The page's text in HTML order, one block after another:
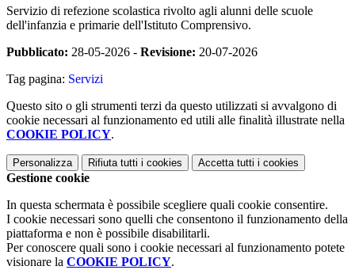
Servizio di refezione scolastica rivolto agli alunni delle scuole
dell'infanzia e primarie dell'Istituto Comprensivo.
Pubblicato: 28-05-2026 - Revisione: 20-07-2026
Tag pagina: Servizi
Questo sito o gli strumenti terzi da questo utilizzati si avvalgono di
cookie necessari al funzionamento ed utili alle finalità illustrate nella
COOKIE POLICY.
Personalizza Rifiuta tutti i cookies Accetta tutti i cookies
Gestione cookie
In questa schermata è possibile scegliere quali cookie consentire.
I cookie necessari sono quelli che consentono il funzionamento della
piattaforma e non è possibile disabilitarli.
Per conoscere quali sono i cookie necessari al funzionamento potete
visionare la COOKIE POLICY.